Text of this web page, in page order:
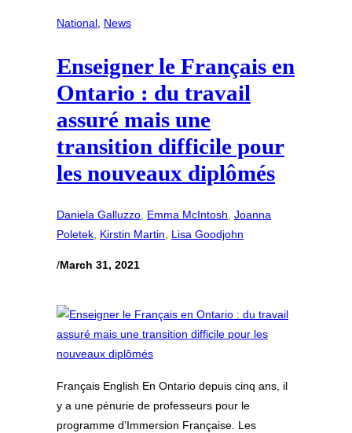
National, News
Enseigner le Français en
Ontario : du travail
assuré mais une
transition difficile pour
les nouveaux diplômés
Daniela Galluzzo Emma McIntosh Joanna
Poletek Kirstin Martin Lisa Goodjohn
/March 31, 2021
Français English En Ontario depuis cinq ans, il
y a une pénurie de professeurs pour le
programme d’Immersion Française. Les